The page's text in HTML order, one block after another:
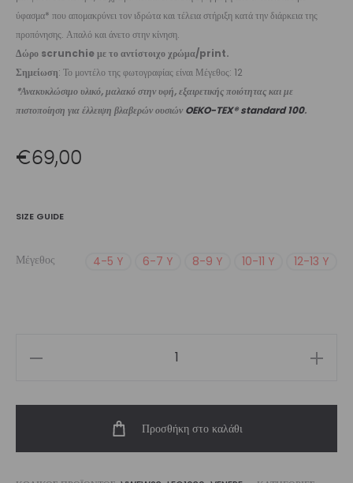
ύφασμα* που απομακρύνει τον ιδρώτα και τέλεια στήριξη κατά την διάρκεια της
προπόνησης. Απαλό και άνετο στην κίνηση.
Δώρο scrunchie με το αντίστοιχο χρώμα/print.
Σημείωση: Το μοντέλο της φωτογραφίας είναι Μέγεθος: 12
*Ανακυκλώσιμο υλικό, μαλακό στην υφή, εξαιρετικής ποιότητας και με
πιστοποίηση για έλλειψη βλαβερών ουσιών OEKO-TEX® standard 100.
€69,00
SIZE GUIDE
Μέγεθος 4-5 Y 6-7 Y 8-9 Y 10-11 Y 12-13 Y
Προσθήκη στο καλάθι